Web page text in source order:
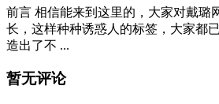
前言 相信能来到这里的，大家对戴璐
长，这样种种诱惑人的标签，大家都
造出了不 ...
暂无评论